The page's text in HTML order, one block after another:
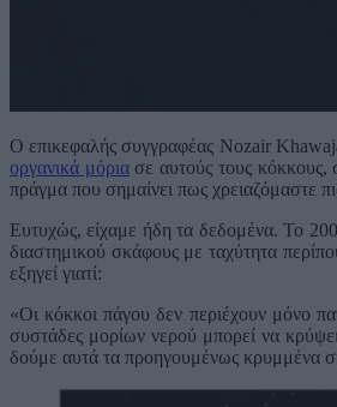
Ο επικεφαλής συγγραφέας Nozair
οργανικά μόριασε αυτούς τους κόκκους,
πράγμα που σημαίνει πως χρειαζόμαστε
Ευτυχώς, είχαμε ήδη τα δεδομένα. Το
διαστημικού σκάφους με ταχύτητα
εξηγεί γιατί:
«Οι κόκκοι πάγου δεν περιέχουν μόνο
συστάδες μορίων νερού μπορεί να
δούμε αυτά τα προηγουμένως κρυμμένα